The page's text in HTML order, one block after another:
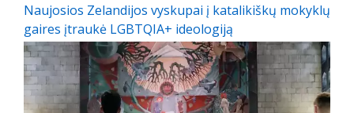
Naujosios Zelandijos vyskupai į katalikiškų mokyklų
gaires įtraukė LGBTQIA+ ideologiją